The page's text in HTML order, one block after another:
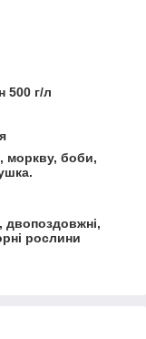
500 г/л
моркву, боби,
двопоздовжні,
рослини